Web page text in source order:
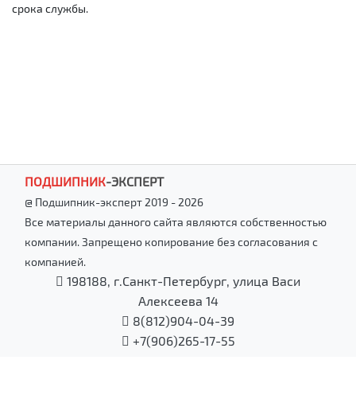
срока службы.
ПОДШИПНИК-ЭКСПЕРТ
@ Подшипник-эксперт 2019 - 2026
Все материалы данного сайта являются собственностью
компании. Запрещено копирование без согласования с
компанией.
198188, г.Санкт-Петербург, улица Васи
Алексеева 14
8(812)904-04-39
+7(906)265-17-55